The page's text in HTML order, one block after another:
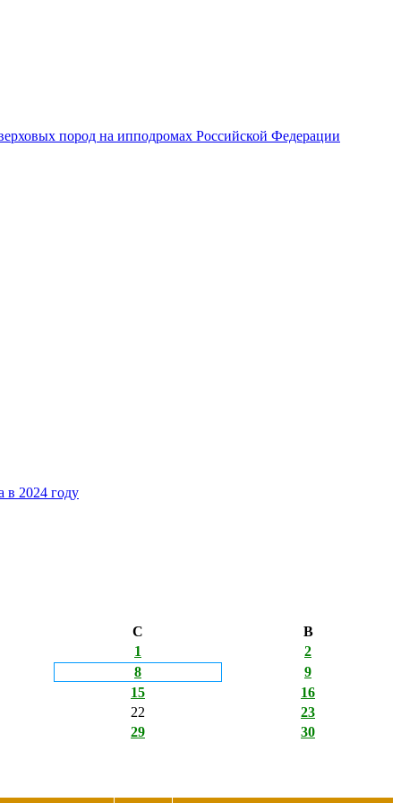
пород на ипподромах Российской Федерации
2024 году
С
В
1
2
8
9
15
16
22
23
29
30